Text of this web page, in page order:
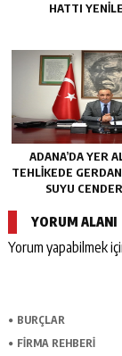
HATTI
ADANA’DA YER
TEHLİKEDE
SUYU
YORUM ALANI
Yorum yapabilmek
BURÇLAR
FİRMA REHBERİ